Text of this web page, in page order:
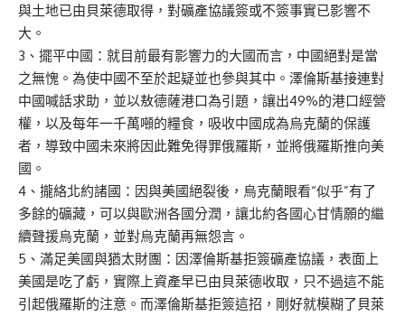
與土地已由貝萊德取得，對礦產協議簽或不簽事實已影響不
大。
3、擺平中國：就目前最有影響力的大國而言，中國絕對是當
之無愧。為使中國不至於起疑並也參與其中。澤倫斯基接連對
中國喊話求助，並以敖德薩港口為引題，讓出49%的港口經營
權，以及每年一千萬噸的糧食，吸收中國成為烏克蘭的保護
者，導致中國未來將因此難免得罪俄羅斯，並將俄羅斯推向美
國。
4、攏絡北約諸國：因與美國絕裂後，烏克蘭眼看“似乎”有了
多餘的礦藏，可以與歐洲各國分潤，讓北約各國心甘情願的繼
續聲援烏克蘭，並對烏克蘭再無怨言。
5、滿足美國與猶太財團：因澤倫斯基拒簽礦產協議，表面上
美國是吃了虧，實際上資產早已由貝萊德收取，只不過這不能
引起俄羅斯的注意。而澤倫斯基拒簽這招，剛好就模糊了貝萊